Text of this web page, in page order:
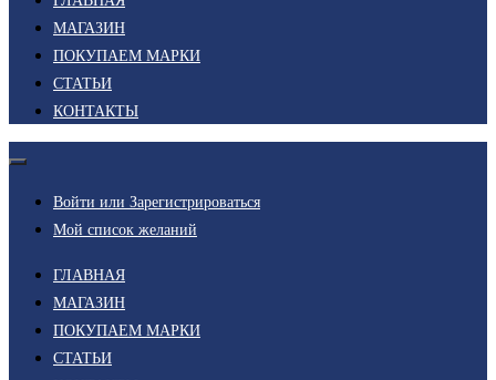
МАГАЗИН
ПОКУПАЕМ МАРКИ
СТАТЬИ
КОНТАКТЫ
Войти или Зарегистрироваться
Мой список желаний
ГЛАВНАЯ
МАГАЗИН
ПОКУПАЕМ МАРКИ
СТАТЬИ